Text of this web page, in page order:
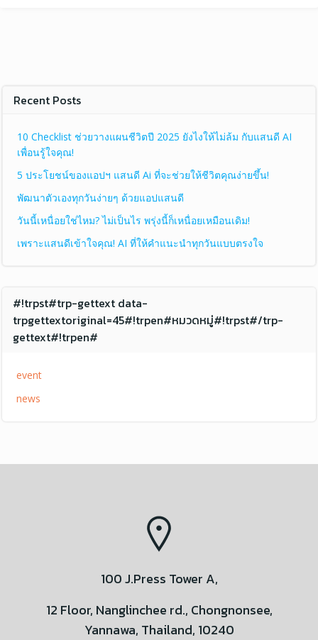
Recent Posts
10 Checklist ช่วยวางแผนชีวิตปี 2025 ยังไงให้ไม่ล้ม กับแสนดี AI
เพื่อนรู้ใจคุณ!
5 ประโยชน์ของแอปฯ แสนดี Ai ที่จะช่วยให้ชีวิตคุณง่ายขึ้น!
พัฒนาตัวเองทุกวันง่ายๆ ด้วยแอปแสนดี
วันนี้เหนื่อยใช่ไหม? ไม่เป็นไร พรุ่งนี้ก็เหนื่อยเหมือนเดิม!
เพราะแสนดีเข้าใจคุณ! AI ที่ให้คำแนะนำทุกวันแบบตรงใจ
#!trpst#trp-gettext data-
trpgettextoriginal=45#!trpen#หมวดหมู่#!trpst#/trp-
gettext#!trpen#
event
news
100 J.Press Tower A,
12 Floor, Nanglinchee rd., Chongnonsee,
Yannawa, Thailand, 10240